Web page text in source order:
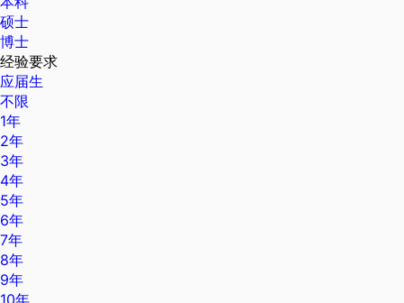
硕士
博士
经验要求
应届生
不限
1年
2年
3年
4年
5年
6年
7年
8年
9年